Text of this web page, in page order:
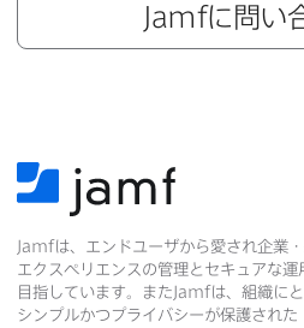
Jamfに​問い
Jamfは、​エンドユーザから​愛され企業
エクスペリエンスの​管理と​セキュアな​
目指しています。​また Jamfは、​組織に​
シンプルかつプライバシーが​保護された​